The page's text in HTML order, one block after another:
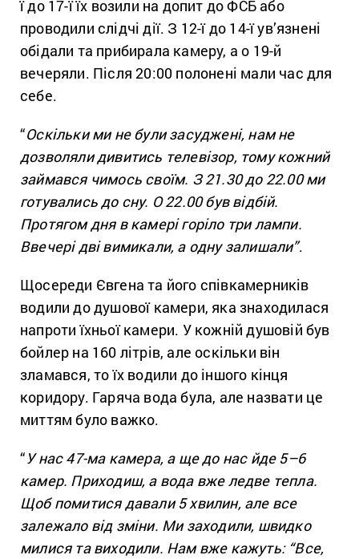
ї до 17-ї їх возили на допит до ФСБ або
проводили слідчі дії. З 12-ї до 14-ї ув’язнені
обідали та прибирала камеру, а о 19-й
вечеряли. Після 20:00 полонені мали час для
себе.
“Оскільки ми не були засуджені, нам не
дозволяли дивитись телевізор, тому кожний
займався чимось своїм. З 21.30 до 22.00 ми
готувались до сну. О 22.00 був відбій.
Протягом дня в камері горіло три лампи.
Ввечері дві вимикали, а одну залишали”.
Щосереди Євгена та його співкамерників
водили до душової камери, яка знаходилася
напроти їхньої камери. У кожній душовій був
бойлер на 160 літрів, але оскільки він
зламався, то їх водили до іншого кінця
коридору. Гаряча вода була, але назвати це
миттям було важко.
“У нас 47-ма камера, а ще до нас йде 5–6
камер. Приходиш, а вода вже ледве тепла.
Щоб помитися давали 5 хвилин, але все
залежало від зміни. Ми заходили, швидко
милися та виходили. Нам вже кажуть: “Все,